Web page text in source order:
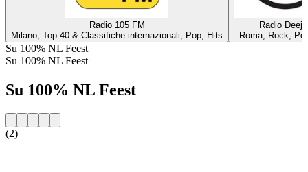
Radio 105 FM
Milano, Top 40 & Classifiche internazionali, Pop, Hits
Radio
Roma, Rock,
Su 100% NL Feest
Su 100% NL Feest
Su 100% NL Feest
(2)